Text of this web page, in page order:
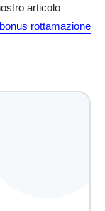
articolo
rottamazione